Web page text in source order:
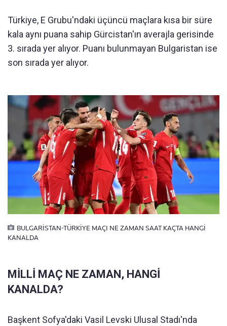
Türkiye, E Grubu'ndaki üçüncü maçlara kısa bir süre
kala aynı puana sahip Gürcistan'ın averajla gerisinde
3. sırada yer alıyor. Puanı bulunmayan Bulgaristan ise
son sırada yer alıyor.
BULGARİSTAN-TÜRKİYE MAÇI NE ZAMAN SAAT KAÇTA HANGİ
KANALDA
MİLLİ MAÇ NE ZAMAN, HANGİ
KANALDA?
Başkent Sofya'daki Vasil Levski Ulusal Stadı'nda